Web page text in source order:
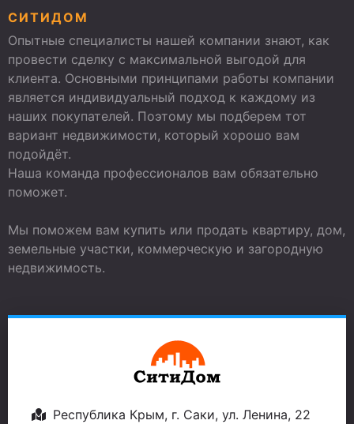
СИТИДОМ
Опытные специалисты нашей компании знают, как
провести сделку с максимальной выгодой для
клиента. Основными принципами работы компании
является индивидуальный подход к каждому из
наших покупателей. Поэтому мы подберем тот
вариант недвижимости, который хорошо вам
подойдёт.
Наша команда профессионалов вам обязательно
поможет.
Мы поможем вам купить или продать квартиру, дом,
земельные участки, коммерческую и загородную
недвижимость.
Республика Крым, г. Саки, ул. Ленина, 22